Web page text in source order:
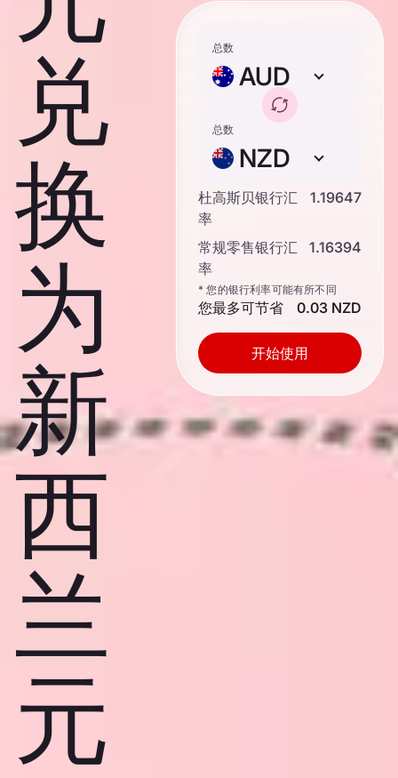
兑
换
为
新
西
兰
元
总数
AUD
总数
NZD
杜高斯贝银行汇
率
1.19647
常规零售银行汇
率
1.16394
* 您的银行利率可能有所不同
您最多可节省 0.03 NZD
开始使用